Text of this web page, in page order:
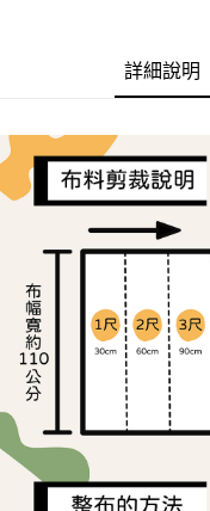
2.付款方式選擇「大哥付你
流程，驗證手機門號後，選
3.實際核准額度、可分期數
4.訂單成立30分鐘內，如未
消。如遇「轉專審核」未通
法說明評估內容。
1.分期款項不併入電信帳單
2.透過簡訊連結打開帳單後
帳／街口支付／iPASS
【注意事項】
1.本服務係由「台灣大哥大
用戶於交易時，得透過本服
買賣價金債權讓與本公司
2.基於同意付款使用「大哥
資料（包含姓名、電話或地
由本公司與您本人進行分期
3.完整用戶服務條款，請詳
【關於「AFTEE先享後付」】
便利好安心！
１．簡單：不需註冊會員、
２．便利：只要手機號碼，
３．安心：先確認商品／服
【「AFTEE先享後付」結帳
１．於結帳方式選擇「
結帳頁面，進行簡訊認證並
２．訂單成立數日內，您將
３．收到繳費通知簡訊後14
ATM／網路銀行／等多元方
※ 請注意：結帳手續完成當
購買商品的店家。未經商家
後付繳納相關費用。
※ 交易是否成功請以「
是否繳費成功／繳費後需取
客戶支援中心」https://
運送方式
每筆NT$65，滿
7-11取貨付款
每筆NT$65，滿
宅配
每筆NT$150，滿
離島宅配
每筆NT$240
詳細說明